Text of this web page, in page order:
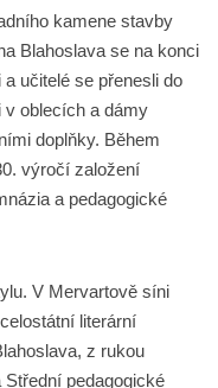
kamene stavby
Blahoslava se na konci
učitelé se přenesli do
v oblecích a dámy
doplňky. Během
výročí založení
a pedagogické
V Mervartově síni
literární
z rukou
pedagogické